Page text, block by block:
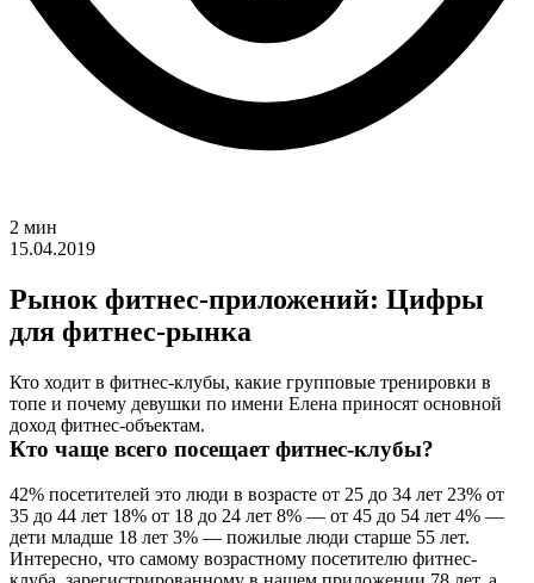
2 мин
15.04.2019
Рынок фитнес-приложений: Цифры
для фитнес-рынка
Кто ходит в фитнес-клубы, какие групповые тренировки в
топе и почему девушки по имени Елена приносят основной
доход фитнес-объектам.
Кто чаще всего посещает фитнес-клубы?
42% посетителей это люди в возрасте от 25 до 34 лет 23% от
35 до 44 лет 18% от 18 до 24 лет 8% — от 45 до 54 лет 4% —
дети младше 18 лет 3% — пожилые люди старше 55 лет.
Интересно, что самому возрастному посетителю фитнес-